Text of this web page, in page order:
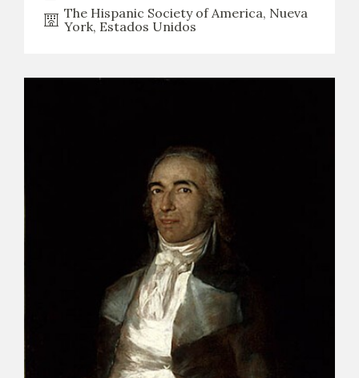
The Hispanic Society of America, Nueva
York, Estados Unidos